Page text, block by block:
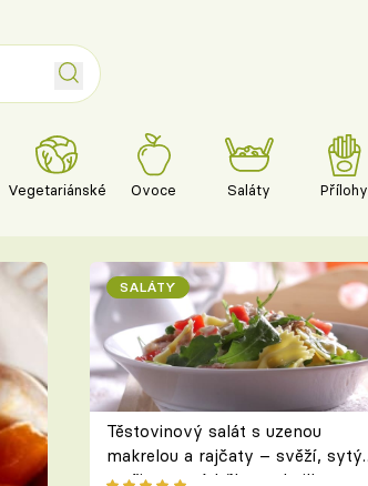
Vegetariánské Ovoce Saláty Přílohy
SALÁTY
Těstovinový salát s uzenou
makrelou a rajčaty – svěží, sytý
a připravený během chvilky